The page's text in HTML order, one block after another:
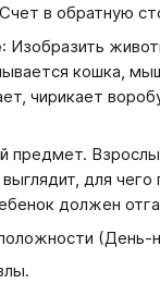
в обратную
: Изобразить
кошка,
чирикает
предмет.
для
должен
(День-